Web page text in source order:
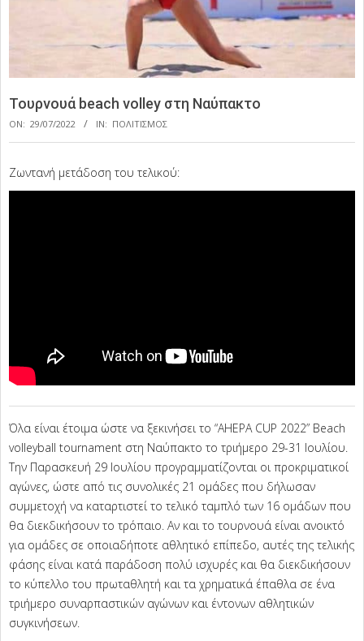
Τουρνουά beach volley στη Ναύπακτο
ON: 29/07/2022 IN: ΠΟΛΙΤΙΣΜΟΣ
Ζωντανή μετάδοση του τελικού:
Όλα είναι έτοιμα ώστε να ξεκινήσει το “AHEPA CUP 2022” Beach
volleyball tournament στη Ναύπακτο το τριήμερο 29-31 Ιουλίου.
Tην Παρασκευή 29 Ιουλίου προγραμματίζονται οι προκριματικοί
αγώνες, ώστε από τις συνολικές 21 ομάδες που δήλωσαν
συμμετοχή να καταρτιστεί το τελικό ταμπλό των 16 ομάδων που
θα διεκδικήσουν το τρόπαιο. Αν και το τουρνουά είναι ανοικτό
για ομάδες σε οποιαδήποτε αθλητικό επίπεδο, αυτές της τελικής
φάσης είναι κατά παράδοση πολύ ισχυρές και θα διεκδικήσουν
το κύπελλο του πρωταθλητή και τα χρηματικά έπαθλα σε ένα
τριήμερο συναρπαστικών αγώνων και έντονων αθλητικών
συγκινήσεων.